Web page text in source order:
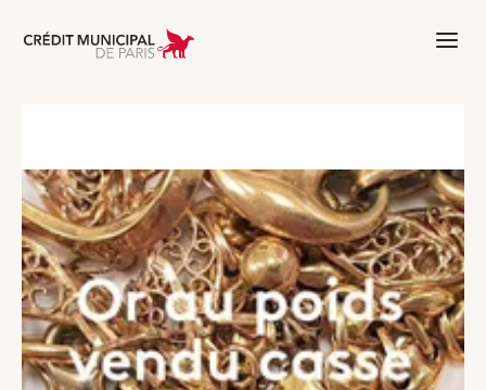
Aller à l'accueil de Crédit Municipal